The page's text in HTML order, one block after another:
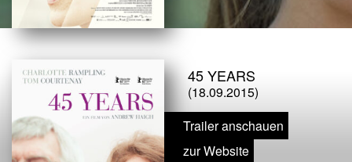
45 YEARS
(18.09.2015)
Trailer anschauen
zur Website